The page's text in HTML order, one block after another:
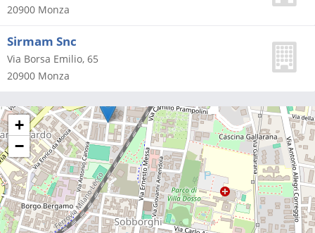
20900 Monza
Sirmam Snc
Via Borsa Emilio, 65
20900 Monza
+
−